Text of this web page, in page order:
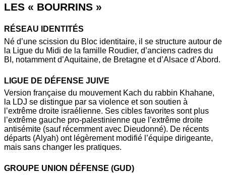
LES « BOURRINS »
RÉSEAU IDENTITÉS
Né d’une scission du Bloc identitaire, il se structure autour de
la Ligue du Midi de la famille Roudier, d’anciens cadres du
BI, notamment d’Aquitaine, de Bretagne et d’Alsace d’Abord.
LIGUE DE DÉFENSE JUIVE
Version française du mouvement Kach du rabbin Khahane,
la LDJ se distingue par sa violence et son soutien à
l’extrême droite israélienne. Ses cibles favorites sont plus
l’extrême gauche pro-palestinienne que l’extrême droite
antisémite (sauf récemment avec Dieudonné). De récents
départs (Alyah) ont légèrement modifié l’équipe dirigeante,
mais sans changer les pratiques.
GROUPE UNION DÉFENSE (GUD)